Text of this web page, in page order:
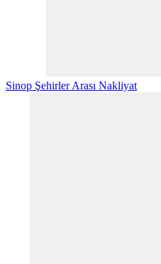
Sinop Şehirler Arası Nakliyat